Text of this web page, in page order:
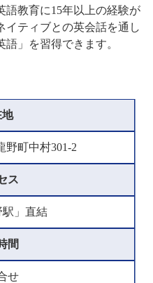
語教育に15年以上の経験が
イティブとの英会話を通し
」を習得できます。
地
野町中村301-2
ス
駅」直結
間
せ